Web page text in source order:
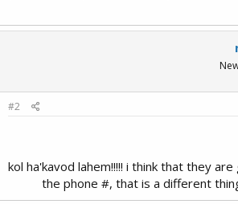
#2
kol ha'kavod lahem!!!!! i think that they
the phone #, that is a different